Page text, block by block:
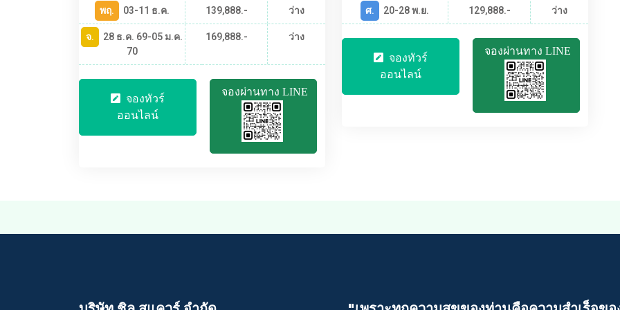
พฤ. 03-11 ธ.ค. 139,888.-
ว่าง
จ.
28 ธ.ค. 69-05 ม.ค.
70
169,888.- ว่าง
จองทัวร์
ออนไลน์
จองผ่านทาง LINE
ศ. 20-28 พ.ย. 129,888.- ว่าง
จองทัวร์
ออนไลน์
จองผ่านทาง LINE